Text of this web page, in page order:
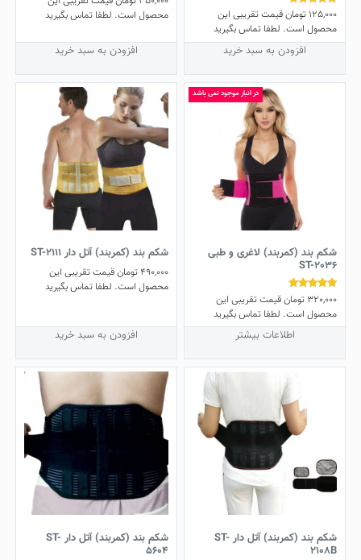
نمره
4.50
از 5
125,000 تومانقیمت تقریبی این
محصول است. لطفا تماس بگیرید
افزودن به سبد خرید
محصول است. لطفا تماس بگیرید
افزودن به سبد خرید
در انبار موجود نمی باشد
شکم‌ بند (کمربند) لاغری و طبی
ST-2036
نمره
4.78
از 5
320,000 تومانقیمت تقریبی این
محصول است. لطفا تماس بگیرید
اطلاعات بیشتر
شکم بند (کمربند) آتل دار ST-2111
490,000 تومانقیمت تقریبی این
محصول است. لطفا تماس بگیرید
افزودن به سبد خرید
شکم‌ بند (کمربند) آتل‌ دار ST-
2108B
شکم بند (کمربند) آتل دار ST-
5604